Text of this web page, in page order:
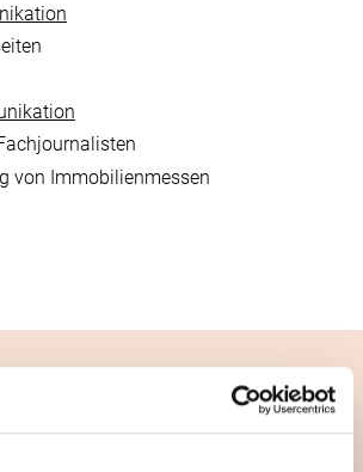
von Immobilienmessen